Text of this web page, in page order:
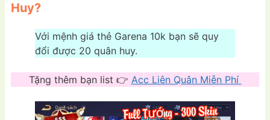
Huy?
Với mệnh giá thẻ Garena 10k bạn sẽ quy
đổi được 20 quân huy.
Tặng thêm bạn list 👉 Acc Liên Quân Miễn Phí